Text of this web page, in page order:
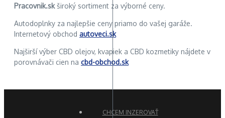
Pracovnik.skširoký sortiment za výborné ceny.
Autodoplnky za najlepšie ceny priamo do vašej garáže.
Internetový obchod autoveci.sk
Najširší výber CBD olejov, kvapiek a CBD kozmetiky nájdete v
porovnávači cien na cbd-obchod.sk
CHCEM INZEROVAŤ